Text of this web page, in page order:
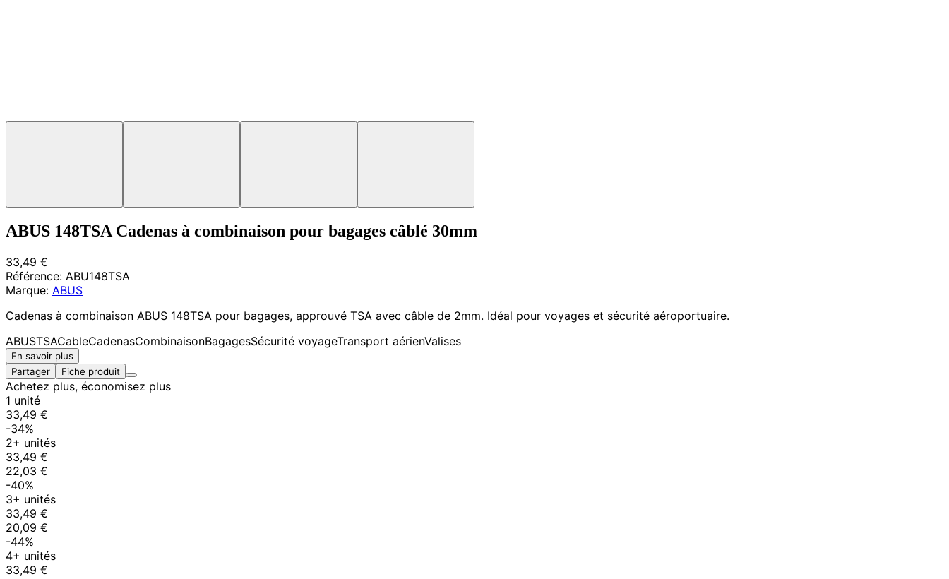
ABUS 148TSA Cadenas à combinaison pour bagages câblé 30mm
33,49 €
Référence: ABU148TSA
Marque: ABUS
Cadenas à combinaison ABUS 148TSA pour bagages, approuvé TSA avec câble de 2mm. Idéal pour voyages et sécurité aéroportuaire.
ABUSTSACableCadenasCombinaisonBagagesSécurité voyageTransport aérienValises
En savoir plus
Partager
Fiche produit
Achetez plus, économisez plus
1 unité
33,49 €
-34%
2+ unités
33,49 €
22,03 €
-40%
3+ unités
33,49 €
20,09 €
-44%
4+ unités
33,49 €